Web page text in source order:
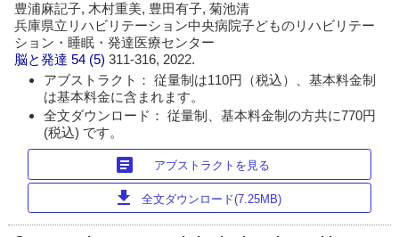
豊浦麻記子, 木村重美, 豊田有子, 菊池清
兵庫県立リハビリテーション中央病院子どものリハビリテー
ション・睡眠・発達医療センター
脳と発達 54 (5)311-316, 2022.
アブストラクト： 従量制は110円（税込）、基本料金制
は基本料金に含まれます。
全文ダウンロード： 従量制、基本料金制の方共に770円
(税込) です。
article アブストラクトを見る
download 全文ダウンロード(7.25MB)